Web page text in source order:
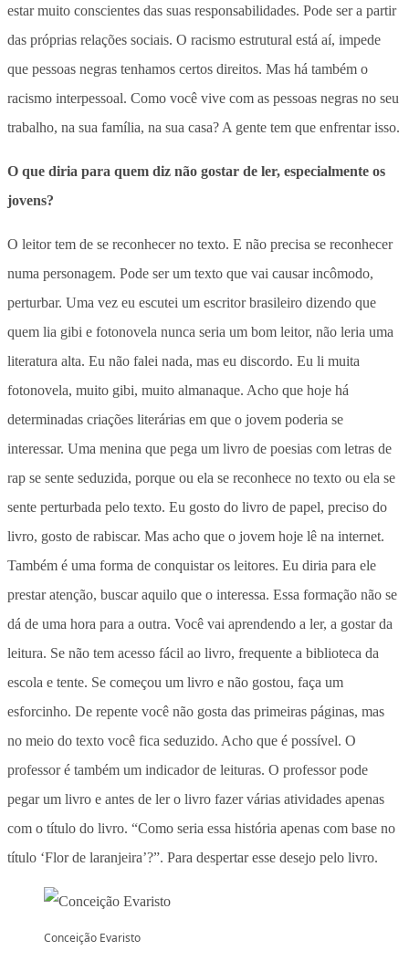
estar muito conscientes das suas responsabilidades. Pode ser a partir
das próprias relações sociais. O racismo estrutural está aí, impede
que pessoas negras tenhamos certos direitos. Mas há também o
racismo interpessoal. Como você vive com as pessoas negras no seu
trabalho, na sua família, na sua casa? A gente tem que enfrentar isso.
O que diria para quem diz não gostar de ler, especialmente os
jovens?
O leitor tem de se reconhecer no texto. E não precisa se reconhecer
numa personagem. Pode ser um texto que vai causar incômodo,
perturbar. Uma vez eu escutei um escritor brasileiro dizendo que
quem lia gibi e fotonovela nunca seria um bom leitor, não leria uma
literatura alta. Eu não falei nada, mas eu discordo. Eu li muita
fotonovela, muito gibi, muito almanaque. Acho que hoje há
determinadas criações literárias em que o jovem poderia se
interessar. Uma menina que pega um livro de poesias com letras de
rap se sente seduzida, porque ou ela se reconhece no texto ou ela se
sente perturbada pelo texto. Eu gosto do livro de papel, preciso do
livro, gosto de rabiscar. Mas acho que o jovem hoje lê na internet.
Também é uma forma de conquistar os leitores. Eu diria para ele
prestar atenção, buscar aquilo que o interessa. Essa formação não se
dá de uma hora para a outra. Você vai aprendendo a ler, a gostar da
leitura. Se não tem acesso fácil ao livro, frequente a biblioteca da
escola e tente. Se começou um livro e não gostou, faça um
esforcinho. De repente você não gosta das primeiras páginas, mas
no meio do texto você fica seduzido. Acho que é possível. O
professor é também um indicador de leituras. O professor pode
pegar um livro e antes de ler o livro fazer várias atividades apenas
com o título do livro. “Como seria essa história apenas com base no
título ‘Flor de laranjeira’?”. Para despertar esse desejo pelo livro.
Conceição Evaristo